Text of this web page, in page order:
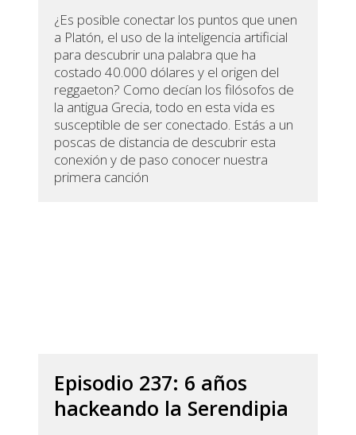
¿Es posible conectar los puntos que unen
a Platón, el uso de la inteligencia artificial
para descubrir una palabra que ha
costado 40.000 dólares y el origen del
reggaeton? Como decían los filósofos de
la antigua Grecia, todo en esta vida es
susceptible de ser conectado. Estás a un
poscas de distancia de descubrir esta
conexión y de paso conocer nuestra
primera canción
Episodio 237: 6 años
hackeando la Serendipia